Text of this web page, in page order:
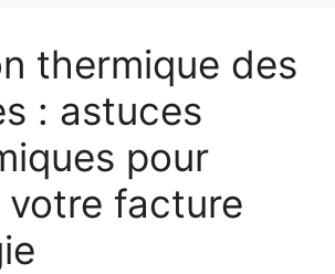
thermique des
: astuces
pour
votre facture